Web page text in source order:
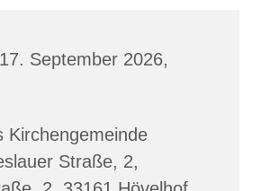
September 2026,
Kirchengemeinde
Straße, 2,